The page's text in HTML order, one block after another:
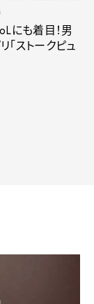
にも着目！男
「ストークピュ